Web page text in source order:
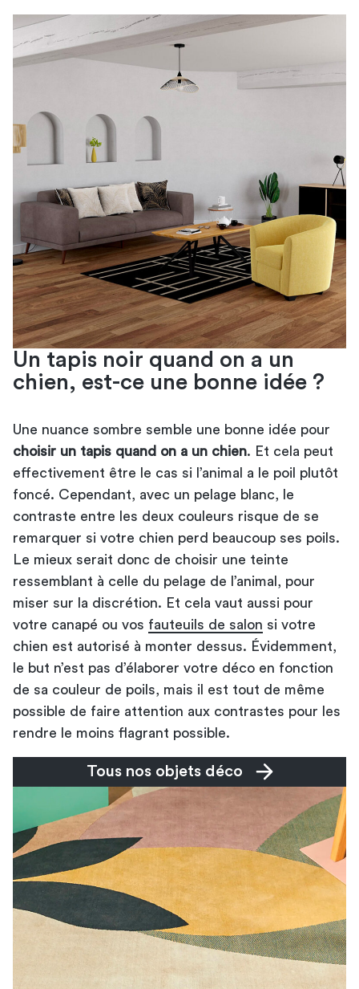
Un tapis noir quand on a un
chien, est-ce une bonne idée ?
Une nuance sombre semble une bonne idée pour
choisir un tapis quand on a un chien. Et cela peut
effectivement être le cas si l’animal a le poil plutôt
foncé. Cependant, avec un pelage blanc, le
contraste entre les deux couleurs risque de se
remarquer si votre chien perd beaucoup ses poils.
Le mieux serait donc de choisir une teinte
ressemblant à celle du pelage de l’animal, pour
miser sur la discrétion. Et cela vaut aussi pour
votre canapé ou vos fauteuils de salon si votre
chien est autorisé à monter dessus. Évidemment,
le but n’est pas d’élaborer votre déco en fonction
de sa couleur de poils, mais il est tout de même
possible de faire attention aux contrastes pour les
rendre le moins flagrant possible.
Tous nos objets déco